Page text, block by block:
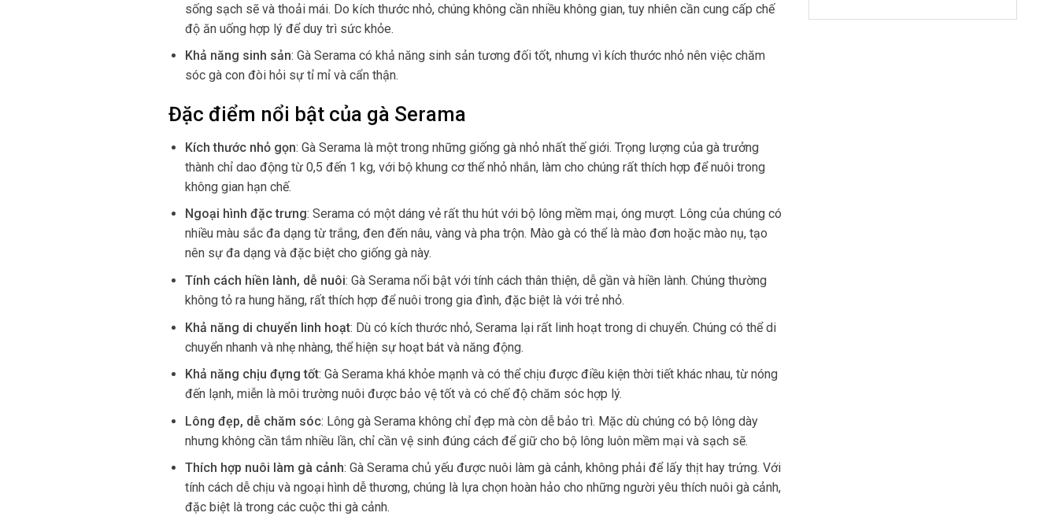
sống sạch sẽ và thoải mái. Do kích thước nhỏ, chúng không cần nhiều không gian, tuy nhiên cần cung cấp chế
độ ăn uống hợp lý để duy trì sức khỏe.
Khả năng sinh sản:Gà Serama có khả năng sinh sản tương đối tốt, nhưng vì kích thước nhỏ nên việc chăm
sóc gà con đòi hỏi sự tỉ mỉ và cẩn thận.
Đặc điểm nổi bật của gà Serama
Kích thước nhỏ gọn:Gà Serama là một trong những giống gà nhỏ nhất thế giới. Trọng lượng của gà trưởng
thành chỉ dao động từ 0,5 đến 1 kg, với bộ khung cơ thể nhỏ nhắn, làm cho chúng rất thích hợp để nuôi trong
không gian hạn chế.
Ngoại hình đặc trưng:Serama có một dáng vẻ rất thu hút với bộ lông mềm mại, óng mượt. Lông của chúng có
nhiều màu sắc đa dạng từ trắng, đen đến nâu, vàng và pha trộn. Mào gà có thể là mào đơn hoặc mào nụ, tạo
nên sự đa dạng và đặc biệt cho giống gà này.
Tính cách hiền lành, dễ nuôi:Gà Serama nổi bật với tính cách thân thiện, dễ gần và hiền lành. Chúng thường
không tỏ ra hung hăng, rất thích hợp để nuôi trong gia đình, đặc biệt là với trẻ nhỏ.
Khả năng di chuyển linh hoạt: Dù có kích thước nhỏ, Serama lại rất linh hoạt trong di chuyển. Chúng có thể di
chuyển nhanh và nhẹ nhàng, thể hiện sự hoạt bát và năng động.
Khả năng chịu đựng tốt:Gà Serama khá khỏe mạnh và có thể chịu được điều kiện thời tiết khác nhau, từ nóng
đến lạnh, miễn là môi trường nuôi được bảo vệ tốt và có chế độ chăm sóc hợp lý.
Lông đẹp, dễ chăm sóc: Lông gà Serama không chỉ đẹp mà còn dễ bảo trì. Mặc dù chúng có bộ lông dày
nhưng không cần tắm nhiều lần, chỉ cần vệ sinh đúng cách để giữ cho bộ lông luôn mềm mại và sạch sẽ.
Thích hợp nuôi làm gà cảnh:Gà Serama chủ yếu được nuôi làm gà cảnh, không phải để lấy thịt hay trứng. Với
tính cách dễ chịu và ngoại hình dễ thương, chúng là lựa chọn hoàn hảo cho những người yêu thích nuôi gà cảnh,
đặc biệt là trong các cuộc thi gà cảnh.